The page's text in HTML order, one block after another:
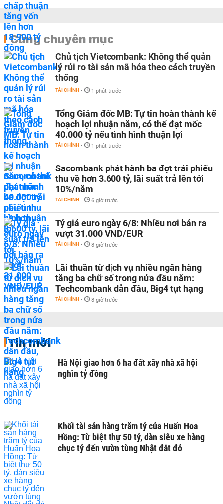
Cùng chuyên mục
Chủ tịch Vietcombank: Không thể quản
lý rủi ro tài sản mã hóa theo cách truyền
thống
TÀI CHÍNH - 1 phút trước
Tổng Giám đốc MB: Tự tin hoàn thành kế
hoạch lợi nhuận năm, có thể đạt mốc
40.000 tỷ nếu tình hình thuận lợi
TÀI CHÍNH - 1 phút trước
Sacombank phát hành ba đợt trái phiếu
thu về hơn 3.600 tỷ, lãi suất trả lên tới
10%/năm
TÀI CHÍNH - 6 giờ trước
Tỷ giá euro ngày 6/8: Nhiều nơi bán ra
vượt 31.000 VND/EUR
TÀI CHÍNH - 8 giờ trước
Lãi thuần từ dịch vụ nhiều ngân hàng
tăng ba chữ số trong nửa đầu năm:
Techcombank dẫn đầu, Big4 tụt hạng
TÀI CHÍNH - 8 giờ trước
Tin mới
Hà Nội giao hơn 6 ha đất xây nhà xã hội
nghìn tỷ đồng
Khối tài sản hàng trăm tỷ của Huấn Hoa
Hồng: Từ biệt thự 50 tỷ, dàn siêu xe hàng
chục tỷ đến vườn tùng Nhật đắt đỏ